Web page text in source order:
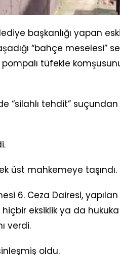
başkanlığı yapan
“bahçe meselesi”
pompalı tüfekle
“silahlı tehdit” suçundan
üst mahkemeye taşındı.
6. Ceza Dairesi, yapılan
eksiklik ya da hukuka
verdi.
oldu.